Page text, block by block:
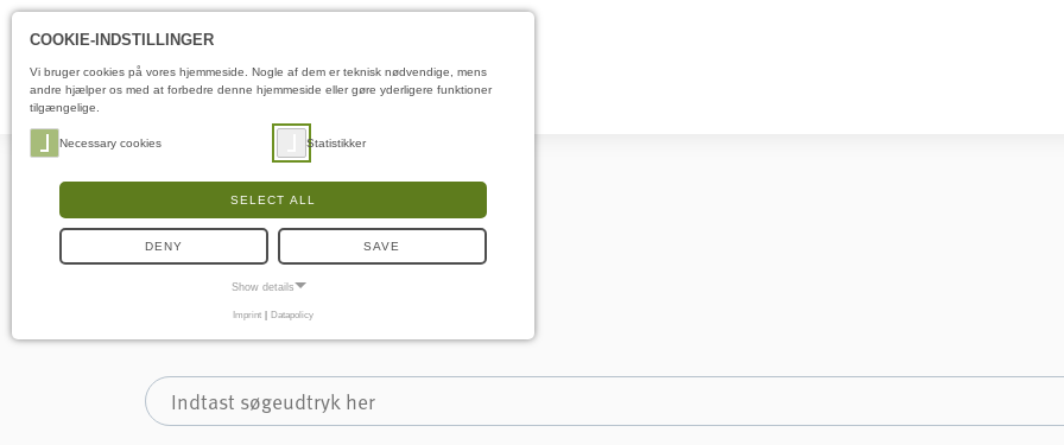
Suche
COOKIE-INDSTILLINGER
Vi bruger cookies på vores hjemmeside. Nogle af dem er teknisk nødvendige, mens
andre hjælper os med at forbedre denne hjemmeside eller gøre yderligere funktioner
tilgængelige.
Necessary cookies Statistikker
SELECT ALL
DENY SAVE
Show details
Samtykke-cookie
Imprint | Datapolicy